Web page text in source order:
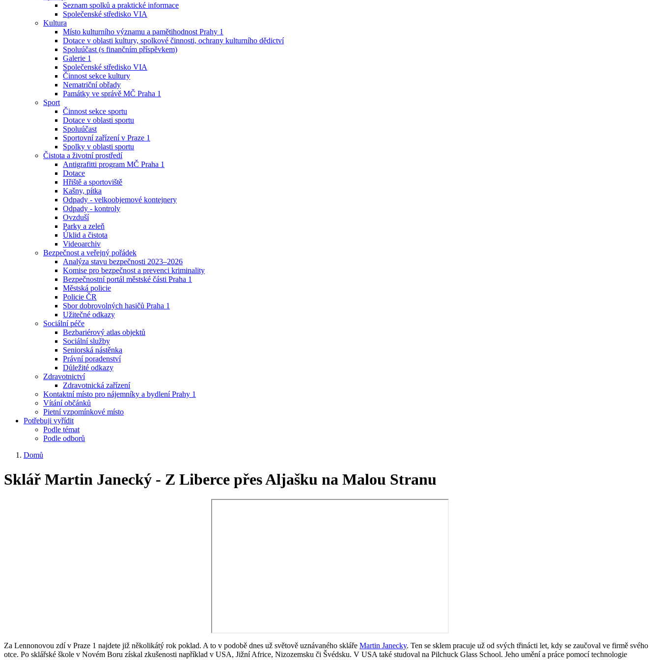
Seznam spolků a praktické informace
Společenské středisko VIA
Kultura
Místo kulturního významu a pamětihodnost Prahy 1
Dotace v oblasti kultury, spolkové činnosti, ochrany kulturního dědictví
Spoluúčast (s finančním příspěvkem)
Galerie 1
Společenské středisko VIA
Činnost sekce kultury
Nematriční obřady
Památky ve správě MČ Praha 1
Sport
Činnost sekce sportu
Dotace v oblasti sportu
Spoluúčast
Sportovní zařízení v Praze 1
Spolky v oblasti sportu
Čistota a životní prostředí
Antigrafitti program MČ Praha 1
Dotace
Hřiště a sportoviště
Kašny, pítka
Odpady - velkoobjemové kontejnery
Odpady - kontroly
Ovzduší
Parky a zeleň
Úklid a čistota
Videoarchiv
Bezpečnost a veřejný pořádek
Analýza stavu bezpečnosti 2023–2026
Komise pro bezpečnost a prevenci kriminality
Bezpečnostní portál městské části Praha 1
Městská policie
Policie ČR
Sbor dobrovolných hasičů Praha 1
Užitečné odkazy
Sociální péče
Bezbariérový atlas objektů
Sociální služby
Seniorská nástěnka
Právní poradenství
Důležité odkazy
Zdravotnictví
Zdravotnická zařízení
Kontaktní místo pro nájemníky a bydlení Prahy 1
Vítání občánků
Pietní vzpomínkové místo
Potřebuji vyřídit
Podle témat
Podle odborů
Domů
Sklář Martin Janecký - Z Liberce přes Aljašku na Malou Stranu
Za Lennonovou zdí v Praze 1 najdete již několikátý rok poklad. A to v podobě dnes už světově uznávaného skláře Martin Janecky. Ten se sklem pracuje už od svých třinácti let, kdy se zaučoval ve firmě svého
otce. Po sklářské škole v Novém Boru získal zkušenosti například v USA, Jižní Africe, Nizozemsku či Švédsku. V USA také studoval na Pilchuck Glass School. Jeho umění a práce pomocí technologie